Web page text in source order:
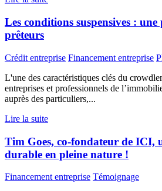
Les conditions suspensives :
prêteurs
Crédit entreprise Financement entreprise
L'une des caractéristiques clés du
entreprises et professionnels de
auprès des particuliers,...
Lire la suite
Tim Goes, co-fondateur de ICI,
durable en pleine nature !
Financement entreprise Témoignage